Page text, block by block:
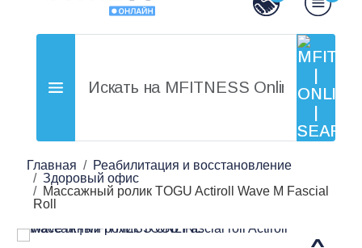
Главная
Реабилитация и восстановление
Здоровый офис
Массажный ролик TOGU Actiroll Wave M Fascial
Roll